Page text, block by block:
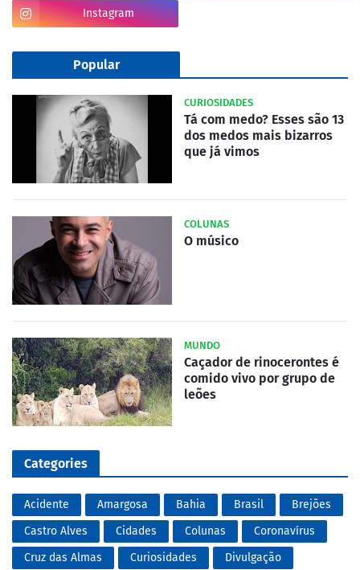
Instagram
Popular
CURIOSIDADES
Tá com medo? Esses são 13
dos medos mais bizarros
que já vimos
COLUNAS
O músico
MUNDO
Caçador de rinocerontes é
comido vivo por grupo de
leões
Categories
Acidente Amargosa Bahia Brasil
Brejões
Castro Alves
Cidades Colunas
Coronavírus
Cruz das Almas
Curiosidades
Divulgação